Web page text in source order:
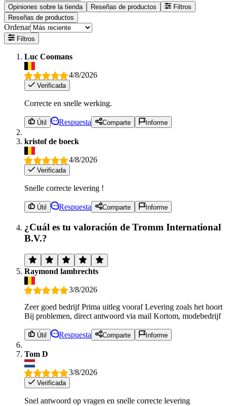
Opiniones sobre la tienda
Reseñas de productos
Filtros
Reseñas de productos
Ordenar
Filtros
Luc Coomans
4/8/2026
Verificada
Correcte en snelle werking.
Útil Respuesta Comparte Informe
kristof de boeck
4/8/2026
Verificada
Snelle correcte levering !
Útil Respuesta Comparte Informe
¿Cuál es tu valoración de Tromm International
B.V.?
Raymond lambrechts
3/8/2026
Zeer goed bedrijf Prima uitleg vooraf Levering zoals het hoort
Bij problemen, direct antwoord via mail Kortom, modebedrijf
Útil Respuesta Comparte Informe
Tom D
3/8/2026
Verificada
Snel antwoord op vragen en snelle correcte levering